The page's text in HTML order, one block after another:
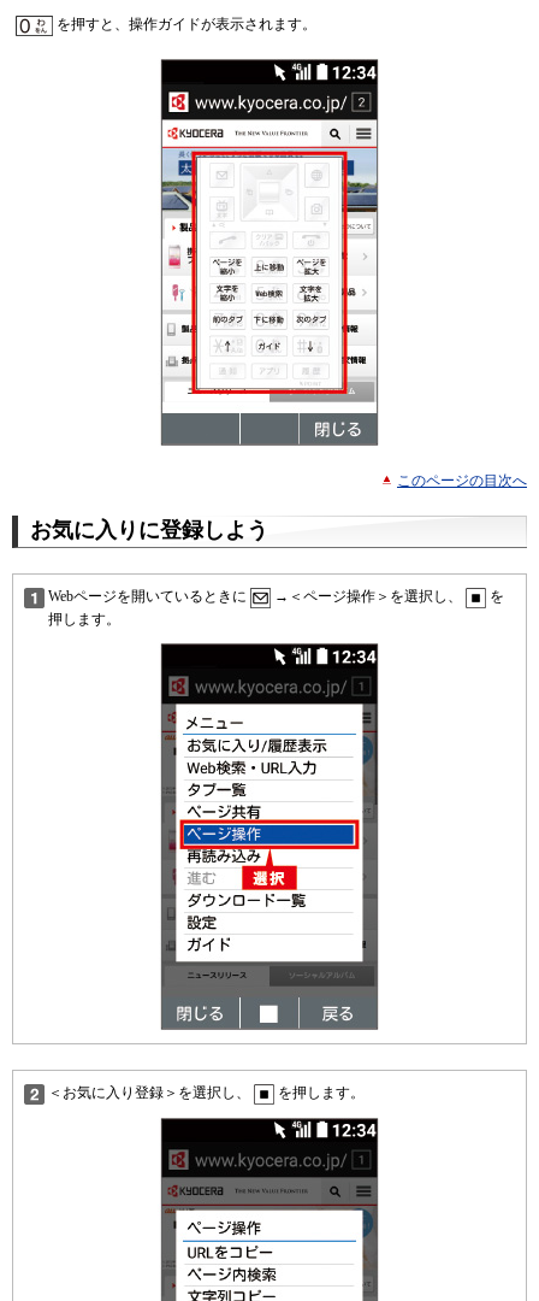
を押すと、操作ガイドが表示されます。
このページの目次へ
お気に入りに登録しよう
Webページを開いているときに →＜ページ操作＞を選択し、
を
押します。
＜お気に入り登録＞を選択し、 を押します。